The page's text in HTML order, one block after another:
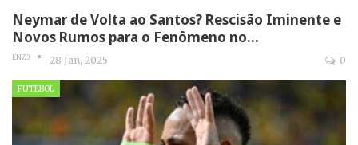
Neymar de Volta ao Santos? Rescisão Iminente e
Novos Rumos para o Fenômeno no…
ENZO 28 Jan, 2025 0
FUTEBOL